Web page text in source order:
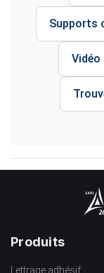
Supports
Produits
Lettrage adhésif